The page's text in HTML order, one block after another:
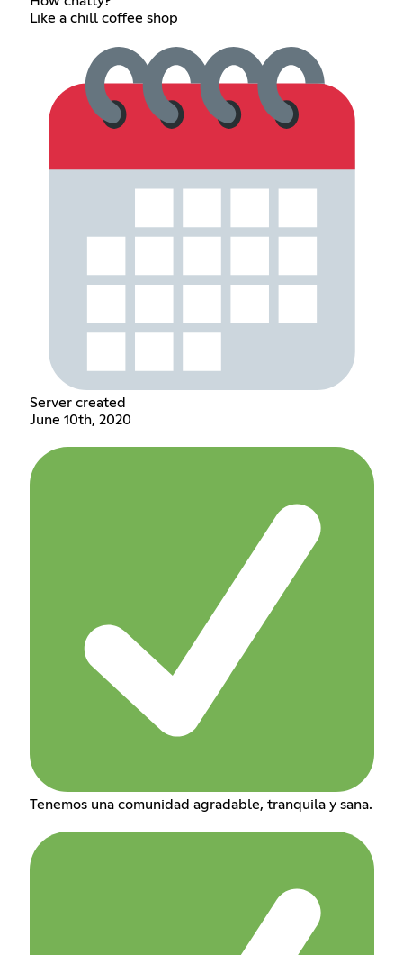
Like a chill coffee shop
Server created
June 10th, 2020
Tenemos una comunidad agradable, tranquila y sana.